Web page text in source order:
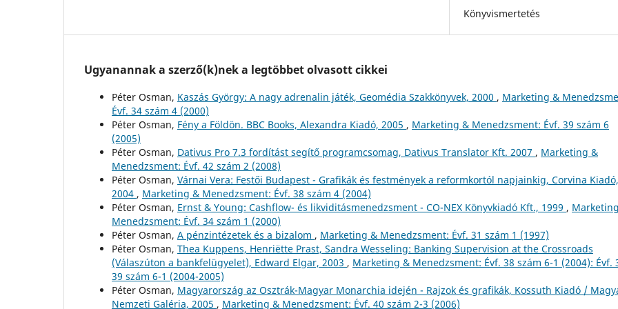
Könyvismertetés
Ugyanannak a szerző(k)nek a legtöbbet olvasott cikkei
Péter Osman, Kaszás György: A nagy adrenalin játék, Geomédia Szakkönyvek, 2000 , Marketing &
Évf. 34 szám 4 (2000)
Péter Osman, Fény a Földön. BBC Books, Alexandra Kiadó, 2005 , Marketing & Menedzsment: Évf. 39 szám 6
(2005)
Péter Osman, Dativus Pro 7.3 fordítást segítő programcsomag, Dativus Translator Kft. 2007 , Marketing &
Menedzsment: Évf. 42 szám 2 (2008)
Péter Osman, Várnai Vera: Festői Budapest - Grafikák és festmények a reformkortól napjainkig, Corvina Kiadó,
2004 , Marketing & Menedzsment: Évf. 38 szám 4 (2004)
Péter Osman, Ernst & Young: Cashflow- és likviditásmenedzsment - CO-NEX Könyvkiadó Kft., 1999 ,
Menedzsment: Évf. 34 szám 1 (2000)
Péter Osman, A pénzintézetek és a bizalom , Marketing & Menedzsment: Évf. 31 szám 1 (1997)
Péter Osman, Тhea Kuppens, Henriëtte Prast, Sandra Wesseling: Banking Supervision at the Crossroads
(Válaszúton a bankfelügyelet), Edward Elgar, 2003 , Marketing & Menedzsment: Évf. 38 szám 6-1 (2004): Évf.
39 szám 6-1 (2004-2005)
Péter Osman, Magyarország az Osztrák-Magyar Monarchia idején - Rajzok és grafikák, Kossuth Kiadó /
Nemzeti Galéria, 2005 , Marketing & Menedzsment: Évf. 40 szám 2-3 (2006)